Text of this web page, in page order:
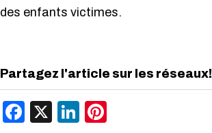
des enfants victimes.
Partagez l'article sur les réseaux!
Facebook
X LinkedIn